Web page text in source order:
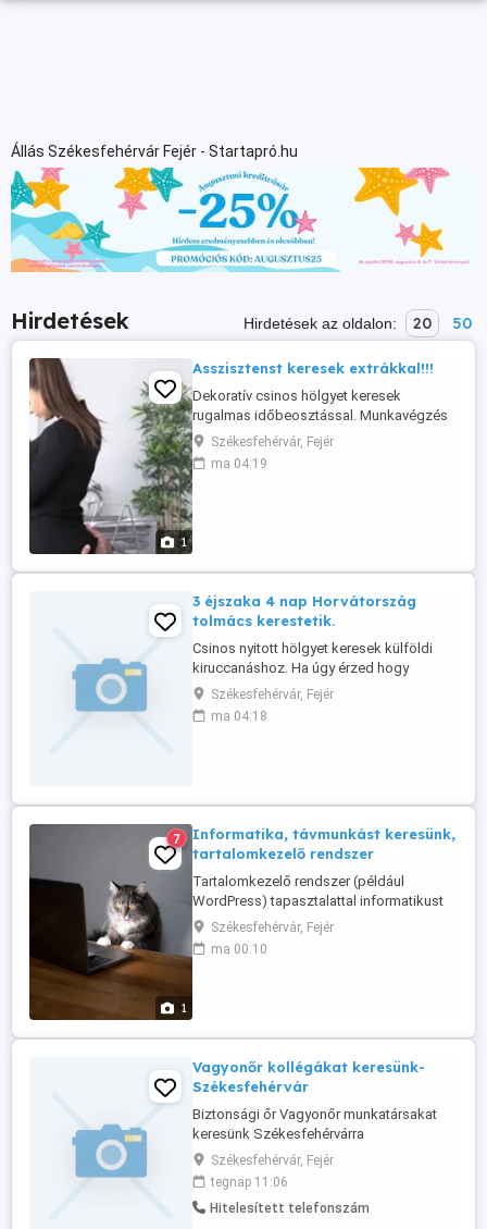
Állás Székesfehérvár Fejér - Startapró.hu
Hirdetések Hirdetések az oldalon: 20 50
1
Asszisztenst keresek extrákkal!!!
Dekoratív csinos hölgyet keresek
rugalmas időbeosztással. Munkavégzés
heti 2-3 órában. Papírok és főnöke
rendberakása. Heti v napi kifizetés
megbeszélés szerint. Ha magadra
Székesfehérvár, Fejér
ma 04:19
3 éjszaka 4 nap Horvátország
tolmács kerestetik.
Csinos nyitott hölgyet keresek külföldi
kiruccanáshoz. Ha úgy érzed hogy
beválalós vagy és a pihenés mellet pénzt
is kereshetsz itt a helyed. Jelentkezési idő
augusztus.16 Fényképese
Székesfehérvár, Fejér
ma 04:18
1
7
Informatika, távmunkást keresünk,
tartalomkezelő rendszer
Tartalomkezelő rendszer (például
WordPress) tapasztalattal informatikust
keresünk távmunkában, alkalmi vagy
részmunkaidőben, hosszú távra. Elvárás:
tervezett, dokumentált munka, egzakt,
Kifizetés: projekt(szakasz) ...
Székesfehérvár, Fejér
ma 00:10
Vagyonőr kollégákat keresünk-
Székesfehérvár
Biztonsági őr Vagyonőr munkatársakat
keresünk Székesfehérvárra
Székesfehérvári építkezéseinkre
keresünk megbízható, önálló
munkavégzésre képes vagyonőr
kollégákat hosszú távra. Választható
Székesfehérvár, Fejér
tegnap 11:06
Hitelesített telefonszám